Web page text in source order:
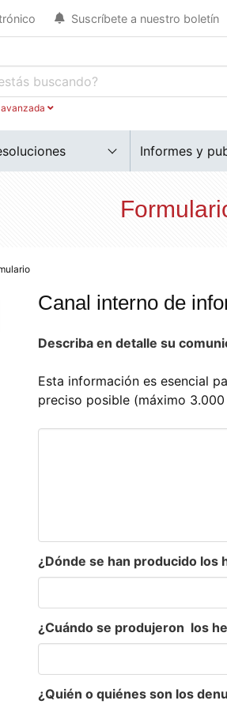
Suscríbete a nuestro boletín
Informes y
Canal interno de
Describa en detalle su
Esta información es esencial
preciso posible (máximo
¿Dónde se han producido los
¿Cuándo se produjeron los
¿Quién o quiénes son los